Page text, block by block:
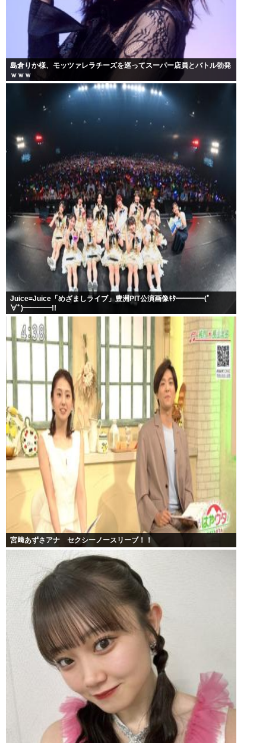
島倉りか様、モッツァレラチーズを巡ってスーパー店員とバトル勃発
ｗｗｗ
Juice=Juice「めざましライブ」豊洲PIT公演画像ｷﾀ━━━━(ﾟ
∀ﾟ)━━━━!!
宮﨑あずさアナ セクシーノースリーブ！！